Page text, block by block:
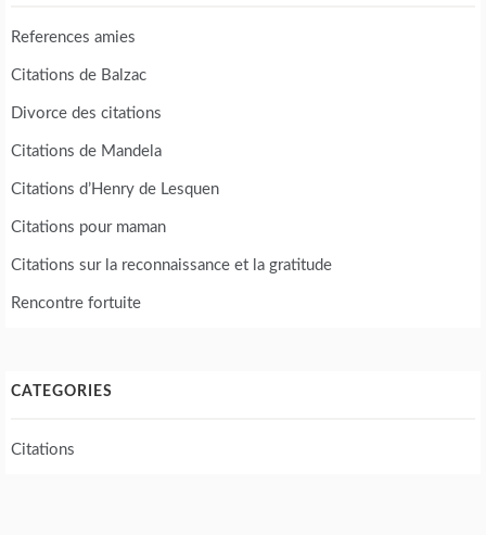
References amies
Citations de Balzac
Divorce des citations
Citations de Mandela
Citations d’Henry de Lesquen
Citations pour maman
Citations sur la reconnaissance et la gratitude
Rencontre fortuite
CATEGORIES
Citations